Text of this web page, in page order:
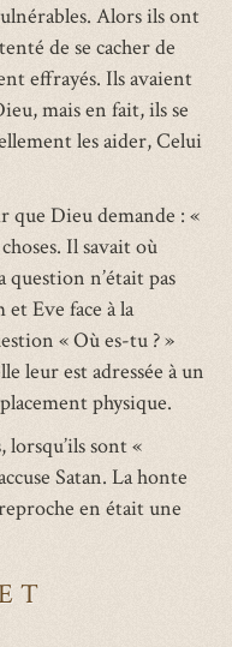
Alors ils ont
de se cacher de
effrayés. Ils avaient
mais en fait, ils se
les aider, Celui
que Dieu demande : «
Il savait où
question n’était pas
Eve face à la
« Où es-tu ? »
leur est adressée à un
physique.
lorsqu’ils sont «
Satan. La honte
en était une